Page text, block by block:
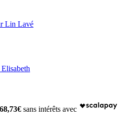
Lin Lavé
sans intérêts avec